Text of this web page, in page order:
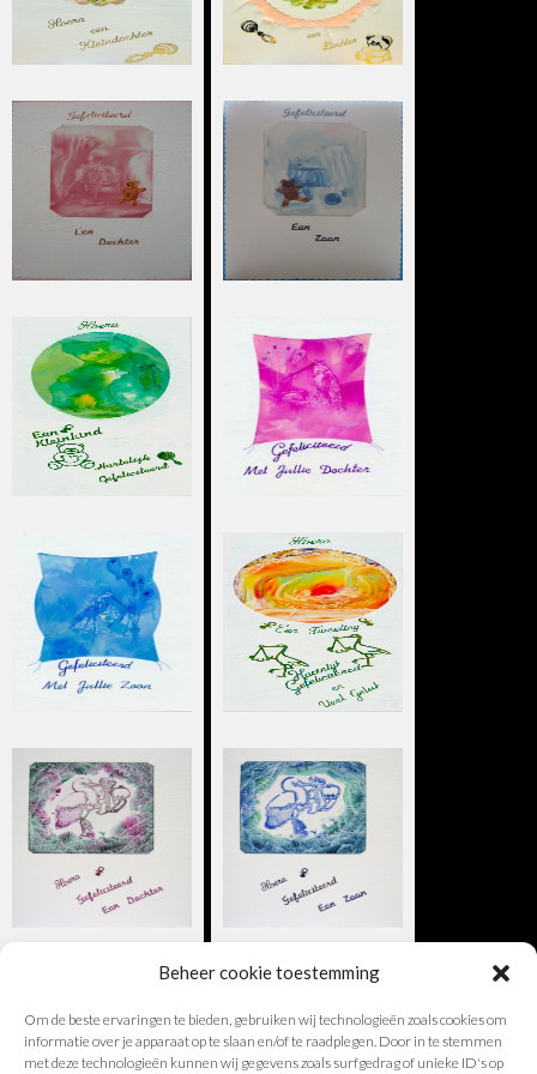
Beheer cookie toestemming
Om de beste ervaringen te bieden, gebruiken wij technologieën zoals cookies om
informatie over je apparaat op te slaan en/of te raadplegen. Door in te stemmen
met deze technologieën kunnen wij gegevens zoals surfgedrag of unieke ID's op